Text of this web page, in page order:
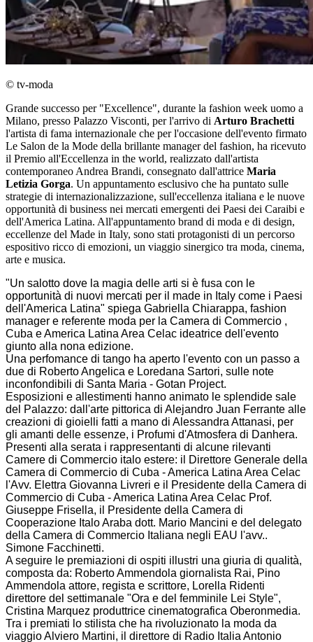
© tv-moda
Grande successo per "Excellence", durante la fashion week uomo a
Milano, presso Palazzo Visconti, per l'arrivo di Arturo Brachetti
l'artista di fama internazionale che per l'occasione dell'evento firmato
Le Salon de la Mode della brillante manager del fashion, ha ricevuto
il Premio all'Eccellenza in the world, realizzato dall'artista
contemporaneo Andrea Brandi, consegnato dall'attrice Maria
Letizia Gorga. Un appuntamento esclusivo che ha puntato sulle
strategie di internazionalizzazione, sull'eccellenza italiana e le nuove
opportunità di business nei mercati emergenti dei Paesi dei Caraibi e
dell'America Latina. All'appuntamento brand di moda e di design,
eccellenze del Made in Italy, sono stati protagonisti di un percorso
espositivo ricco di emozioni, un viaggio sinergico tra moda, cinema,
arte e musica.
"Un salotto dove la magia delle arti si è fusa con le
opportunità di nuovi mercati per il made in Italy come i Paesi
dell'America Latina" spiega Gabriella Chiarappa, fashion
manager e referente moda per la Camera di Commercio ,
Cuba e America Latina Area Celac ideatrice dell'evento
giunto alla nona edizione.
Una perfomance di tango ha aperto l'evento con un passo a
due di Roberto Angelica e Loredana Sartori, sulle note
inconfondibili di Santa Maria - Gotan Project.
Esposizioni e allestimenti hanno animato le splendide sale
del Palazzo: dall'arte pittorica di Alejandro Juan Ferrante alle
creazioni di gioielli fatti a mano di Alessandra Attanasi, per
gli amanti delle essenze, i Profumi d'Atmosfera di Danhera.
Presenti alla serata i rappresentanti di alcune rilevanti
Camere di Commercio italo estere: il Direttore Generale della
Camera di Commercio di Cuba - America Latina Area Celac
l'Avv. Elettra Giovanna Livreri e il Presidente della Camera di
Commercio di Cuba - America Latina Area Celac Prof.
Giuseppe Frisella, il Presidente della Camera di
Cooperazione Italo Araba dott. Mario Mancini e del delegato
della Camera di Commercio Italiana negli EAU l'avv..
Simone Facchinetti.
A seguire le premiazioni di ospiti illustri una giuria di qualità,
composta da: Roberto Ammendola giornalista Rai, Pino
Ammendola attore, regista e scrittore, Lorella Ridenti
direttore del settimanale "Ora e del femminile Lei Style",
Cristina Marquez produttrice cinematografica Oberonmedia.
Tra i premiati lo stilista che ha rivoluzionato la moda da
viaggio Alviero Martini, il direttore di Radio Italia Antonio